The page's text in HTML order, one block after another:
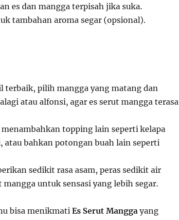
es dan mangga terpisah jika suka.
tambahan aroma segar (opsional).
terbaik, pilih mangga yang matang dan
atau alfonsi, agar es serut mangga terasa
menambahkan topping lain seperti kelapa
atau bahkan potongan buah lain seperti
sedikit rasa asam, peras sedikit air
untuk sensasi yang lebih segar.
bisa menikmati Es Serut Manggayang